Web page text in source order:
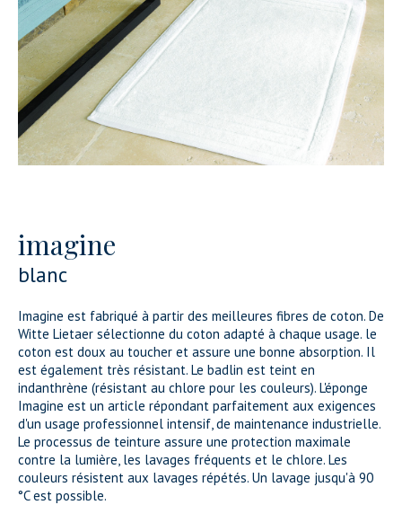
imagine
blanc
Imagine est fabriqué à partir des meilleures fibres de coton. De
Witte Lietaer sélectionne du coton adapté à chaque usage. le
coton est doux au toucher et assure une bonne absorption. Il
est également très résistant. Le badlin est teint en
indanthrène (résistant au chlore pour les couleurs). L'éponge
Imagine est un article répondant parfaitement aux exigences
d'un usage professionnel intensif, de maintenance industrielle.
Le processus de teinture assure une protection maximale
contre la lumière, les lavages fréquents et le chlore. Les
couleurs résistent aux lavages répétés. Un lavage jusqu'à 90
°C est possible.